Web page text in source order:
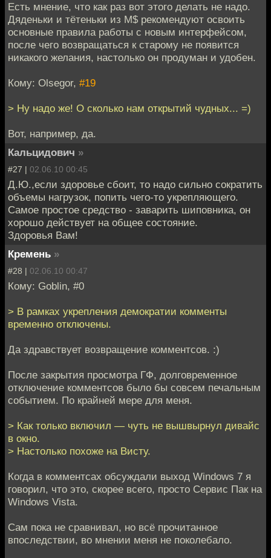
Есть мнение, что как раз вот этого делать не надо.
Дяденьки и тётеньки из M$ рекомендуют освоить
основные правила работы с новым интерфейсом,
после чего возвращаться к старому не появится
никакого желания, настолько он продуман и удобен.
Кому: Olsegor, #19
> Ну надо же! О сколько нам открытий чудных... =)
Вот, например, да.
Кальцидович »
#27 | 02.06.10 00:45
Д.Ю.,если здоровье сбоит, то надо сильно сократить
объемы нагрузок, попить чего-то укрепляющего.
Самое простое средство - заварить шиповника, он
хорошо действует на общее состояние.
Здоровья Вам!
Кремень »
#28 | 02.06.10 00:47
Кому: Goblin, #0
> В рамках укрепления демократии комменты
временно отключены.
Да здравствует возвращение комментсов. :)
После закрытия просмотра ГФ, долговременное
отключение комментсов было бы совсем печальным
событием. По крайней мере для меня.
> Как только включил — чуть не вышвырнул дивайс
в окно.
> Настолько похоже на Висту.
Когда в комментсах обсуждали выход Windows 7 я
говорил, что это, скорее всего, просто Сервис Пак на
Windows Vista.
Сам пока не сравнивал, но всё прочитанное
впоследствии, во мнении меня не поколебало.